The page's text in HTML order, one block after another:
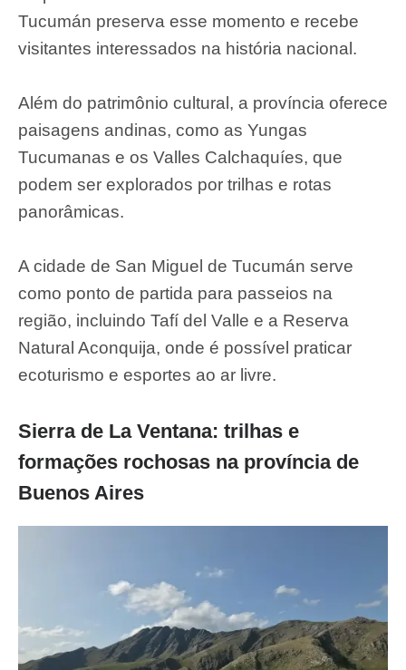
Tucumán preserva esse momento e recebe
visitantes interessados na história nacional.
Além do patrimônio cultural, a província oferece
paisagens andinas, como as Yungas
Tucumanas e os Valles Calchaquíes, que
podem ser explorados por trilhas e rotas
panorâmicas.
A cidade de San Miguel de Tucumán serve
como ponto de partida para passeios na
região, incluindo Tafí del Valle e a Reserva
Natural Aconquija, onde é possível praticar
ecoturismo e esportes ao ar livre.
Sierra de La Ventana: trilhas e
formações rochosas na província de
Buenos Aires